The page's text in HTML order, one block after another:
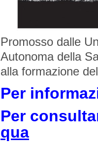
Promosso dalle
Autonoma della
alla formazione
Per
Per
qua